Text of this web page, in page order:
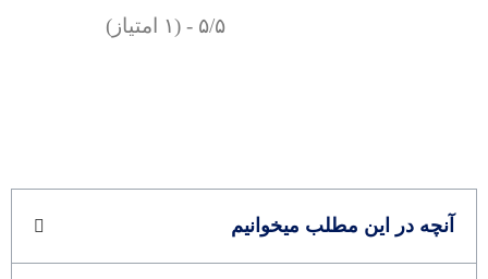
آنچه در این مطلب میخوانیم
۵/۵ - (۱ امتیاز)